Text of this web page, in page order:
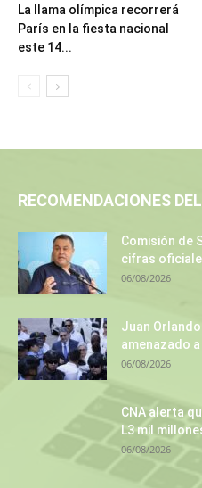
La llama olímpica recorrerá
París en la fiesta nacional
este 14...
RECOMENDACIONES
Comisión de
cifras
06/08/2026
Juan
amenazado
06/08/2026
CNA alerta
L3 mil
06/08/2026